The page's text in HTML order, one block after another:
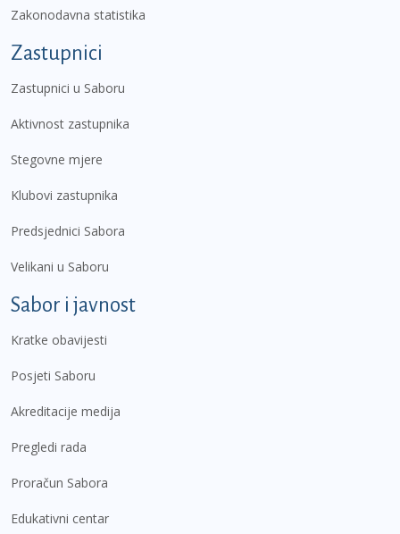
Zakonodavna statistika
Zastupnici
Zastupnici u Saboru
Aktivnost zastupnika
Stegovne mjere
Klubovi zastupnika
Predsjednici Sabora
Velikani u Saboru
Sabor i javnost
Kratke obavijesti
Posjeti Saboru
Akreditacije medija
Pregledi rada
Proračun Sabora
Edukativni centar